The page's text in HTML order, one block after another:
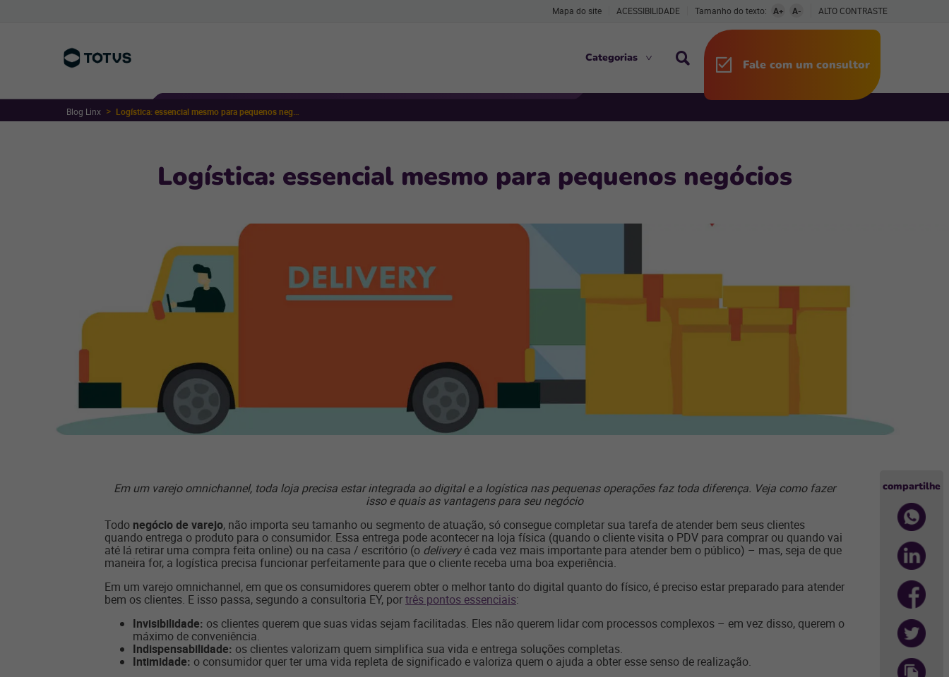
Mapa do site ACESSIBILIDADE Tamanho do texto: A+ A- ALTO CONTRASTE
Categorias Fale com um consultor
Blog Linx
Logística: essencial mesmo para pequenos negócios
Em um varejo omnichannel, toda loja precisa estar integrada ao digital e a logística nas pequenas operações faz toda diferença. Veja como fazer
isso e quais as vantagens para seu negócio
Todo negócio de varejo, não importa seu tamanho ou segmento de atuação, só consegue completar sua tarefa de atender bem seus clientes
quando entrega o produto para o consumidor. Essa entrega pode acontecer na loja física (quando o cliente visita o PDV para comprar ou quando vai
até lá retirar uma compra feita online) ou na casa / escritório (o deliveryé cada vez mais importante para atender bem o público) – mas, seja de que
maneira for, a logística precisa funcionar perfeitamente para que o cliente receba uma boa experiência.
Em um varejo omnichannel, em que os consumidores querem obter o melhor tanto do digital quanto do físico, é preciso estar preparado para atender
bem os clientes. E isso passa, segundo a consultoria EY, portrês pontos essenciais:
Invisibilidade: os clientes querem que suas vidas sejam facilitadas. Eles não querem lidar com processos complexos – em vez disso, querem o
máximo de conveniência.
Indispensabilidade: os clientes valorizam quem simplifica sua vida e entrega soluções completas.
Intimidade: o consumidor quer ter uma vida repleta de significado e valoriza quem o ajuda a obter esse senso de realização.
compartilhe